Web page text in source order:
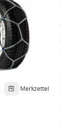
Merkzettel